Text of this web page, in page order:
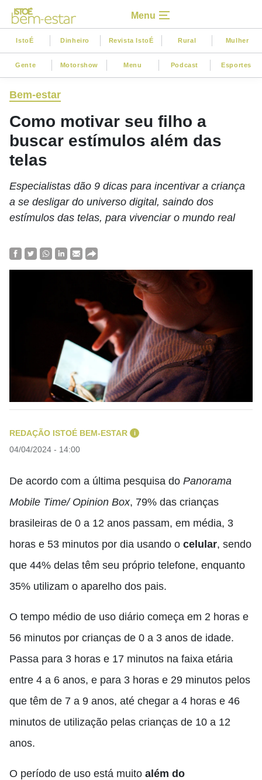
Menu
IstoÉ Dinheiro Revista IstoÉ Rural Mulher
Gente Motorshow Menu Podcast Esportes
Bem-estar
Como motivar seu filho a
buscar estímulos além das
telas
Especialistas dão 9 dicas para incentivar a criança
a se desligar do universo digital, saindo dos
estímulos das telas, para vivenciar o mundo real
REDAÇÃO ISTOÉ BEM-ESTAR i
04/04/2024 - 14:00
De acordo com a última pesquisa do Panorama
Mobile Time/ Opinion Box, 79% das crianças
brasileiras de 0 a 12 anos passam, em média, 3
horas e 53 minutos por dia usando o celular, sendo
que 44% delas têm seu próprio telefone, enquanto
35% utilizam o aparelho dos pais.
O tempo médio de uso diário começa em 2 horas e
56 minutos por crianças de 0 a 3 anos de idade.
Passa para 3 horas e 17 minutos na faixa etária
entre 4 a 6 anos, e para 3 horas e 29 minutos pelos
que têm de 7 a 9 anos, até chegar a 4 horas e 46
minutos de utilização pelas crianças de 10 a 12
anos.
O período de uso está muito além do